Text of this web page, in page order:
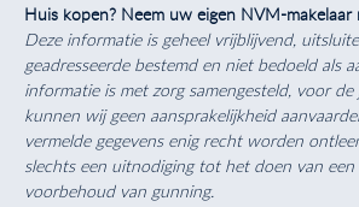
Huis kopen? Neem uw eigen NVM-makelaar
Deze informatie is geheel vrijblijvend,
geadresseerde bestemd en niet bedoeld als
informatie is met zorg samengesteld, voor
kunnen wij geen aansprakelijkheid
vermelde gegevens enig recht worden
slechts een uitnodiging tot het doen van
voorbehoud van gunning.